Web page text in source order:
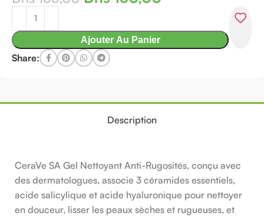
Ajouter Au Panier
Share:
Description
CeraVe SA Gel Nettoyant Anti-Rugosités, conçu avec
des dermatologues, associe 3 céramides essentiels,
acide salicylique et acide hyaluronique pour nettoyer
en douceur, lisser les peaux sèches et rugueuses, et